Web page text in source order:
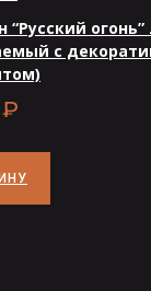
“Русский огонь”
с
₽